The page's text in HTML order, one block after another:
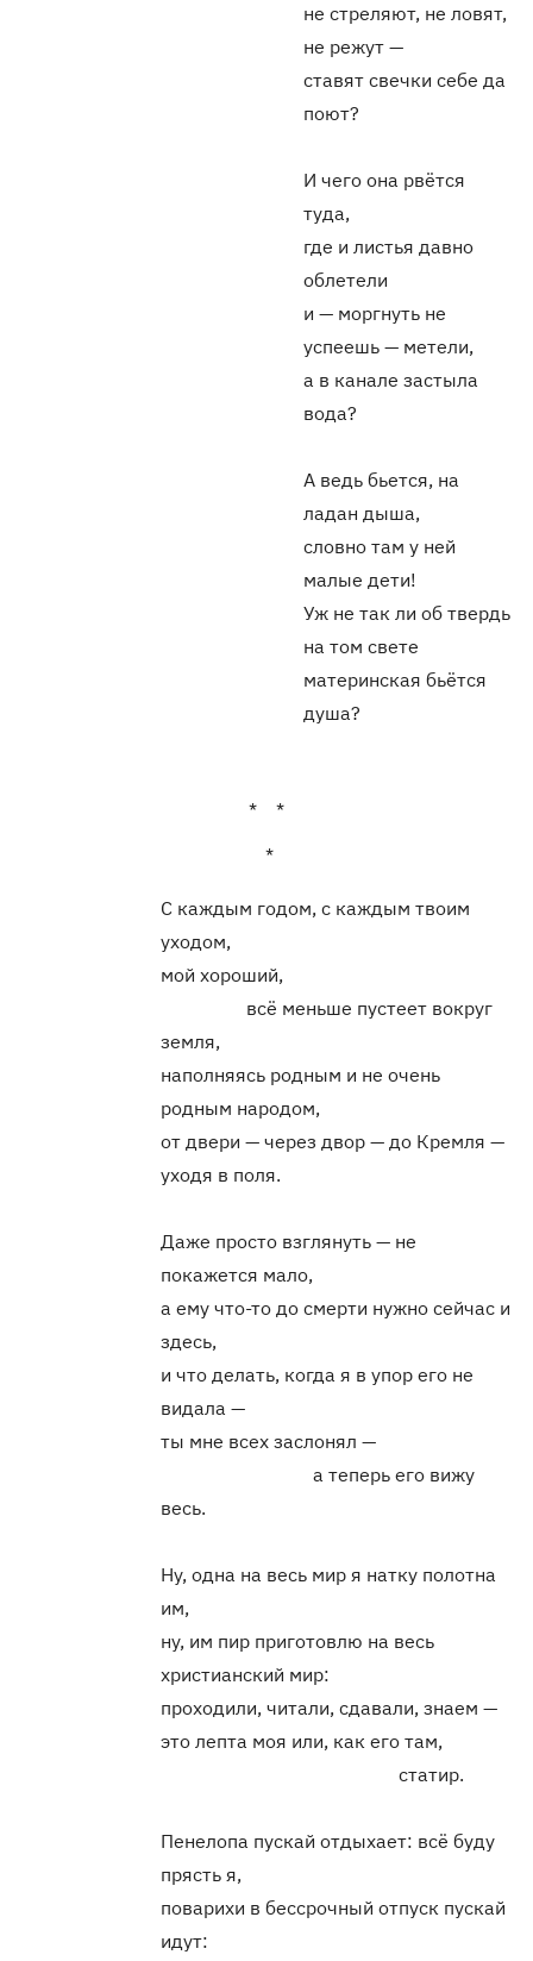
не стреляют, не ловят,
не режут —
ставят свечки себе да
поют?
И чего она рвётся
туда,
где и листья давно
облетели
и — моргнуть не
успеешь — метели,
а в канале застыла
вода?
А ведь бьется, на
ладан дыша,
словно там у ней
малые дети!
Уж не так ли об твердь
на том свете
материнская бьётся
душа?
* *
*
С каждым годом, с каждым твоим
уходом,
мой хороший,
всё меньше пустеет вокруг
земля,
наполняясь родным и не очень
родным народом,
от двери — через двор — до Кремля —
уходя в поля.
Даже просто взглянуть — не
покажется мало,
а ему что-то до смерти нужно сейчас и
здесь,
и что делать, когда я в упор его не
видала —
ты мне всех заслонял —
а теперь его вижу
весь.
Ну, одна на весь мир я натку полотна
им,
ну, им пир приготовлю на весь
христианский мир:
проходили, читали, сдавали, знаем —
это лепта моя или, как его там,
статир.
Пенелопа пускай отдыхает: всё буду
прясть я,
поварихи в бессрочный отпуск пускай
идут: